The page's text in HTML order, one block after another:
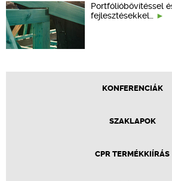
Portfólióbővítéssel
fejlesztésekkel…
KONFERENCIÁK
SZAKLAPOK
CPR TERMÉKKIÍRÁS